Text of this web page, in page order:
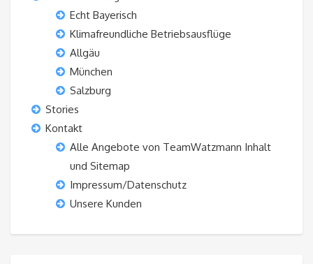
Echt Bayerisch
Klimafreundliche Betriebsausflüge
Allgäu
München
Salzburg
Stories
Kontakt
Alle Angebote von TeamWatzmann Inhalt
und Sitemap
Impressum/Datenschutz
Unsere Kunden